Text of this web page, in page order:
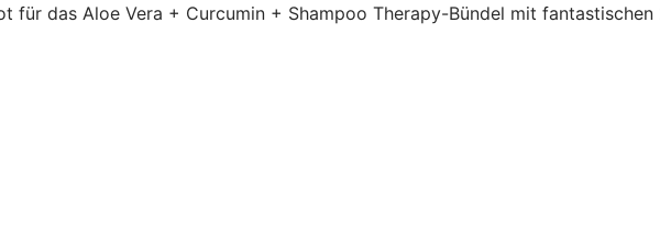
für das Aloe Vera + Curcumin + Shampoo Therapy-Bündel mit